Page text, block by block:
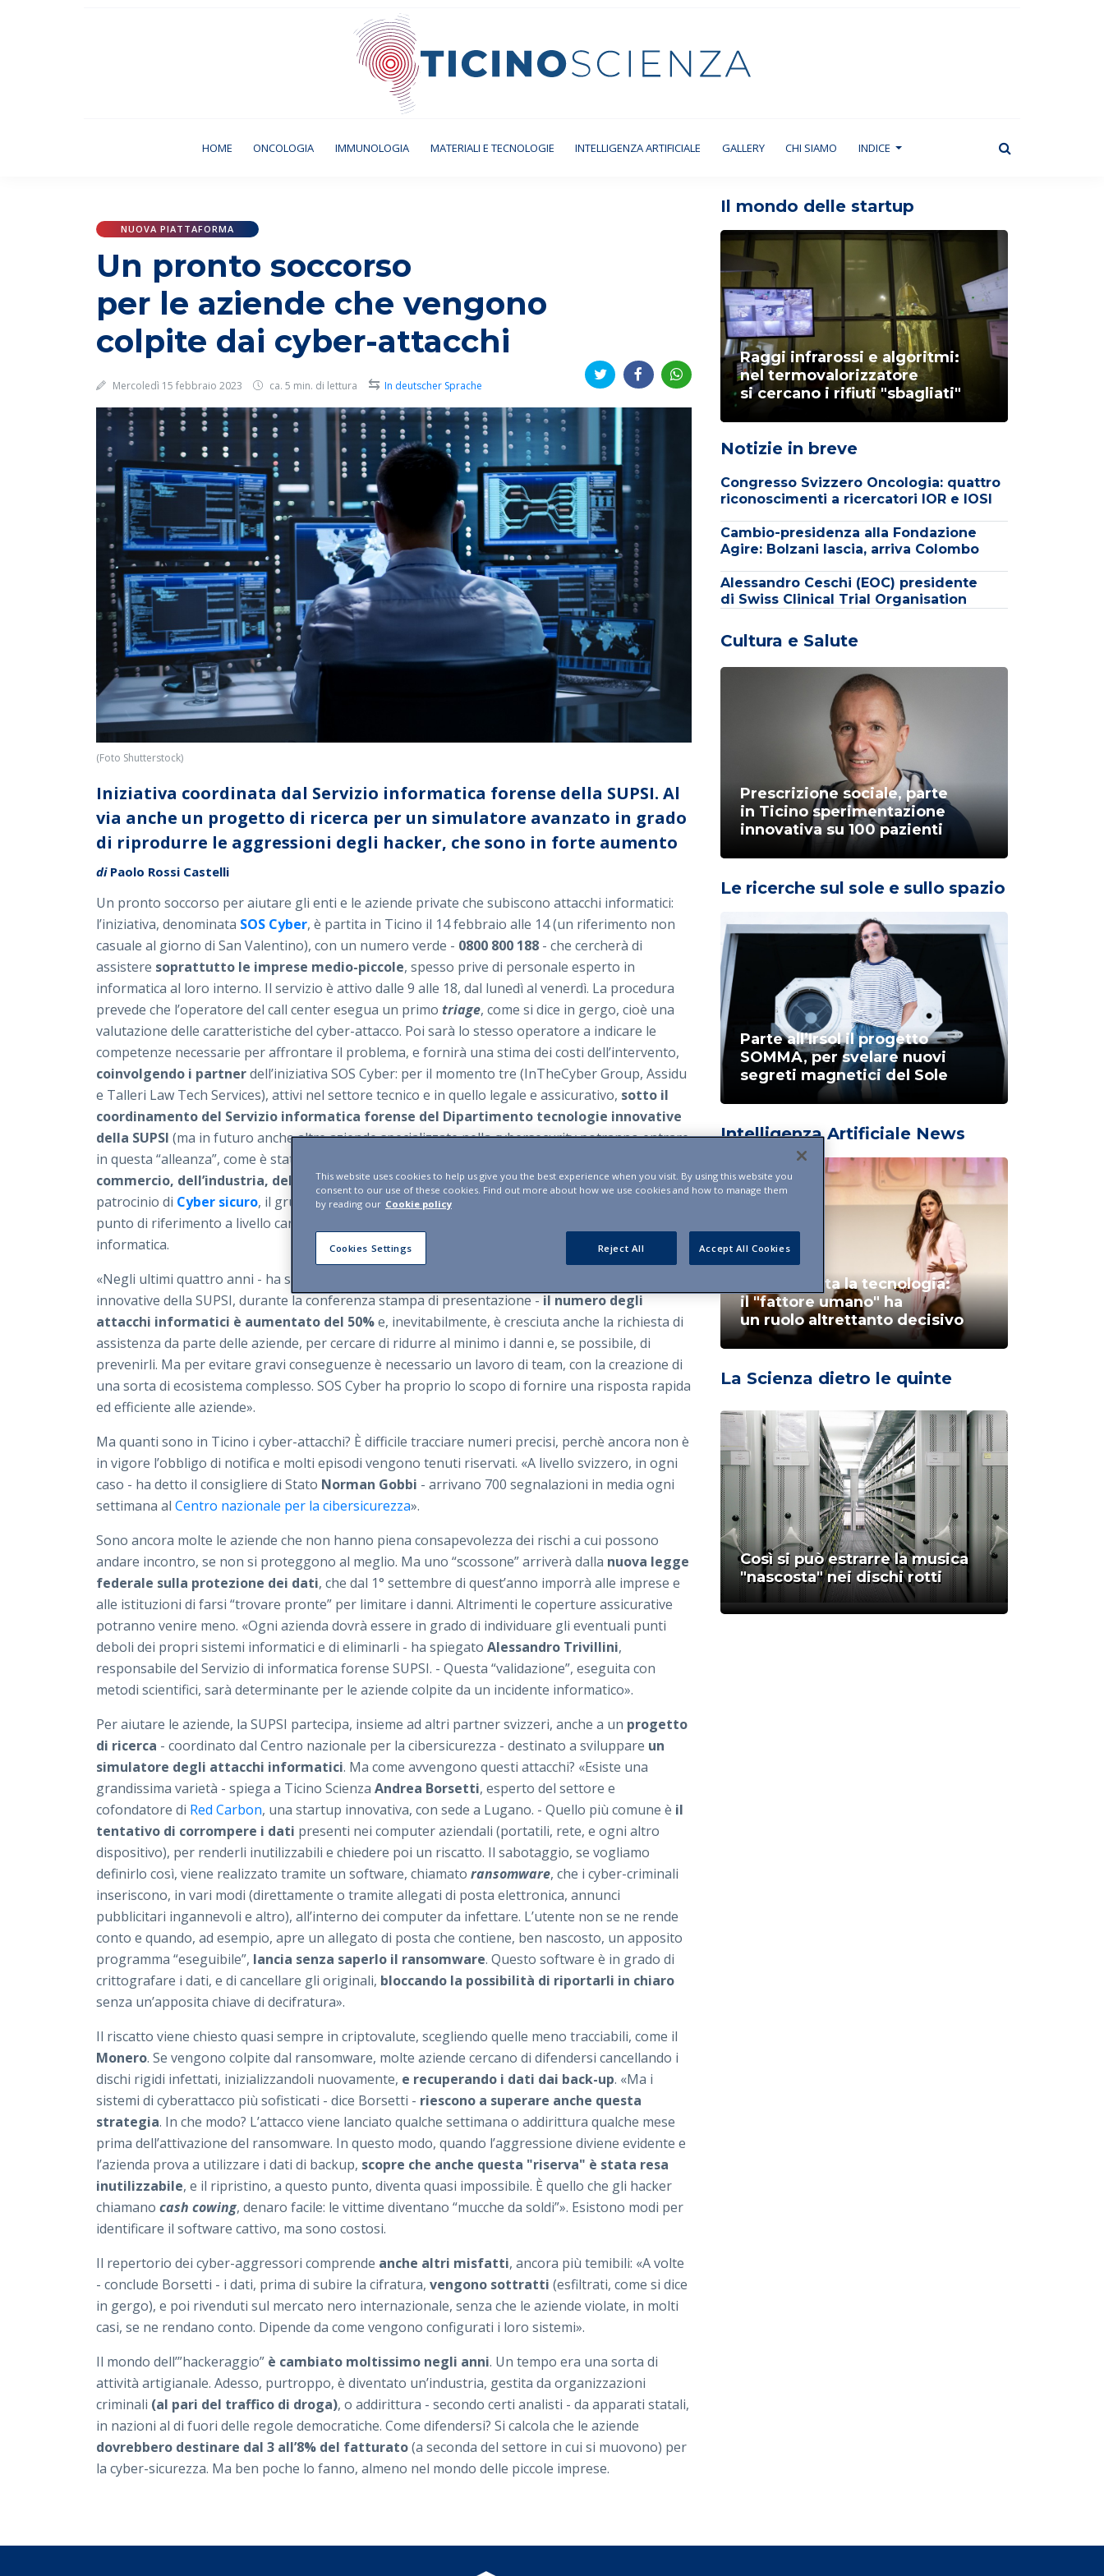
HOME(CURRENT)
ONCOLOGIA IMMUNOLOGIA MATERIALI E TECNOLOGIE INTELLIGENZA ARTIFICIALE GALLERY CHI SIAMO INDICE
NUOVA PIATTAFORMA
Un pronto soccorso
per le aziende che vengono
colpite dai cyber-attacchi
Mercoledì 15 febbraio 2023 ca. 5 min. di lettura ⇆ In deutscher Sprache
(Foto Shutterstock)
Iniziativa coordinata dal Servizio informatica forense della SUPSI. Al
via anche un progetto di ricerca per un simulatore avanzato in grado
di riprodurre le aggressioni degli hacker, che sono in forte aumento
diPaolo Rossi Castelli
Un pronto soccorso per aiutare gli enti e le aziende private che subiscono attacchi informatici:
l’iniziativa, denominata SOS Cyber, è partita in Ticino il 14 febbraio alle 14 (un riferimento non
casuale al giorno di San Valentino), con un numero verde - 0800 800 188 - che cercherà di
assistere soprattutto le imprese medio-piccole, spesso prive di personale esperto in
informatica al loro interno. Il servizio è attivo dalle 9 alle 18, dal lunedì al venerdì. La procedura
prevede che l’operatore del call center esegua un primo triage, come si dice in gergo, cioè una
valutazione delle caratteristiche del cyber-attacco. Poi sarà lo stesso operatore a indicare le
competenze necessarie per affrontare il problema, e fornirà una stima dei costi dell’intervento,
coinvolgendo i partnerdell’iniziativa SOS Cyber: per il momento tre (InTheCyber Group, Assidu
e Talleri Law Tech Services), attivi nel settore tecnico e in quello legale e assicurativo, sotto il
coordinamento del Servizio informatica forense del Dipartimento tecnologie innovative
della SUPSI (ma in futuro anche altre aziende specializzate nella cybersecurity potranno entrare
in questa “alleanza”, come è stata definita). Il tutto in collaborazione con la
commercio, dell’industria, dell’artigianato e dei servizi del Canton Ticino, e con il
patrocinio di Cyber sicuro, il gruppo di lavoro strategico istituito nel 2019 dal Consiglio di Stato,
punto di riferimento a livello cantonale per le questioni legate al tema della sicurezza
informatica.
«Negli ultimi quattro anni - ha spiegato
innovative della SUPSI, durante la conferenza stampa di presentazione - il numero degli
attacchi informatici è aumentato del 50%e, inevitabilmente, è cresciuta anche la richiesta di
assistenza da parte delle aziende, per cercare di ridurre al minimo i danni e, se possibile, di
prevenirli. Ma per evitare gravi conseguenze è necessario un lavoro di team, con la creazione di
una sorta di ecosistema complesso. SOS Cyber ha proprio lo scopo di fornire una risposta rapida
ed efficiente alle aziende».
Ma quanti sono in Ticino i cyber-attacchi? È difficile tracciare numeri precisi, perchè ancora non è
in vigore l’obbligo di notifica e molti episodi vengono tenuti riservati. «A livello svizzero, in ogni
caso - ha detto il consigliere di Stato Norman Gobbi - arrivano 700 segnalazioni in media ogni
settimana al Centro nazionale per la cibersicurezza».
Sono ancora molte le aziende che non hanno piena consapevolezza dei rischi a cui possono
andare incontro, se non si proteggono al meglio. Ma uno “scossone” arriverà dalla nuova legge
federale sulla protezione dei dati, che dal 1° settembre di quest’anno imporrà alle imprese e
alle istituzioni di farsi “trovare pronte” per limitare i danni. Altrimenti le coperture assicurative
potranno venire meno. «Ogni azienda dovrà essere in grado di individuare gli eventuali punti
deboli dei propri sistemi informatici e di eliminarli - ha spiegato Alessandro Trivillini,
responsabile del Servizio di informatica forense SUPSI. - Questa “validazione”, eseguita con
metodi scientifici, sarà determinante per le aziende colpite da un incidente informatico».
Per aiutare le aziende, la SUPSI partecipa, insieme ad altri partner svizzeri, anche a un progetto
di ricerca - coordinato dal Centro nazionale per la cibersicurezza - destinato a sviluppare un
simulatore degli attacchi informatici. Ma come avvengono questi attacchi? «Esiste una
grandissima varietà - spiega a Ticino Scienza Andrea Borsetti, esperto del settore e
cofondatore di Red Carbon, una startup innovativa, con sede a Lugano. - Quello più comune è il
tentativo di corrompere i dati presenti nei computer aziendali (portatili, rete, e ogni altro
dispositivo), per renderli inutilizzabili e chiedere poi un riscatto. Il sabotaggio, se vogliamo
definirlo così, viene realizzato tramite un software, chiamato ransomware, che i cyber-criminali
inseriscono, in vari modi (direttamente o tramite allegati di posta elettronica, annunci
pubblicitari ingannevoli e altro), all’interno dei computer da infettare. L’utente non se ne rende
conto e quando, ad esempio, apre un allegato di posta che contiene, ben nascosto, un apposito
programma “eseguibile”, lancia senza saperlo il ransomware. Questo software è in grado di
crittografare i dati, e di cancellare gli originali, bloccando la possibilità di riportarli in chiaro
senza un’apposita chiave di decifratura».
Il riscatto viene chiesto quasi sempre in criptovalute, scegliendo quelle meno tracciabili, come il
Monero. Se vengono colpite dal ransomware, molte aziende cercano di difendersi cancellando i
dischi rigidi infettati, inizializzandoli nuovamente, e recuperando i dati dai back-up. «Ma i
sistemi di cyberattacco più sofisticati - dice Borsetti - riescono a superare anche questa
strategia. In che modo? L’attacco viene lanciato qualche settimana o addirittura qualche mese
prima dell’attivazione del ransomware. In questo modo, quando l’aggressione diviene evidente e
l’azienda prova a utilizzare i dati di backup, scopre che anche questa "riserva" è stata resa
inutilizzabile, e il ripristino, a questo punto, diventa quasi impossibile. È quello che gli hacker
chiamano cash cowing, denaro facile: le vittime diventano “mucche da soldi”». Esistono modi per
identificare il software cattivo, ma sono costosi.
Il repertorio dei cyber-aggressori comprende anche altri misfatti, ancora più temibili: «A volte
- conclude Borsetti - i dati, prima di subire la cifratura, vengono sottratti (esfiltrati, come si dice
in gergo), e poi rivenduti sul mercato nero internazionale, senza che le aziende violate, in molti
casi, se ne rendano conto. Dipende da come vengono configurati i loro sistemi».
Il mondo dell’”hackeraggio” è cambiato moltissimo negli anni. Un tempo era una sorta di
attività artigianale. Adesso, purtroppo, è diventato un’industria, gestita da organizzazioni
criminali (al pari del traffico di droga), o addirittura - secondo certi analisti - da apparati statali,
in nazioni al di fuori delle regole democratiche. Come difendersi? Si calcola che le aziende
dovrebbero destinare dal 3 all’8% del fatturato(a seconda del settore in cui si muovono) per
la cyber-sicurezza. Ma ben poche lo fanno, almeno nel mondo delle piccole imprese.
Il mondo delle startup
Raggi infrarossi e algoritmi:
nel termovalorizzatore
si cercano i rifiuti "sbagliati"
Notizie in breve
Congresso Svizzero Oncologia: quattro
riconoscimenti a ricercatori IOR e IOSI
Cambio-presidenza alla Fondazione
Agire: Bolzani lascia, arriva Colombo
Alessandro Ceschi (EOC) presidente
di Swiss Clinical Trial Organisation
Cultura e Salute
Prescrizione sociale, parte
in Ticino sperimentazione
innovativa su 100 pazienti
Le ricerche sul sole e sullo spazio
Parte all’Irsol il progetto
SOMMA, per svelare nuovi
segreti magnetici del Sole
Intelligenza Artificiale News
AI, non basta la tecnologia:
il "fattore umano" ha
un ruolo altrettanto decisivo
La Scienza dietro le quinte
Così si può estrarre la musica
"nascosta" nei dischi rotti
This website uses cookies to help us give you the best experience when you visit. By using this website you
consent to our use of these cookies. Find out more about how we use cookies and how to manage them
by reading our Cookie policy
Reject All Accept All Cookies
Cookies Settings